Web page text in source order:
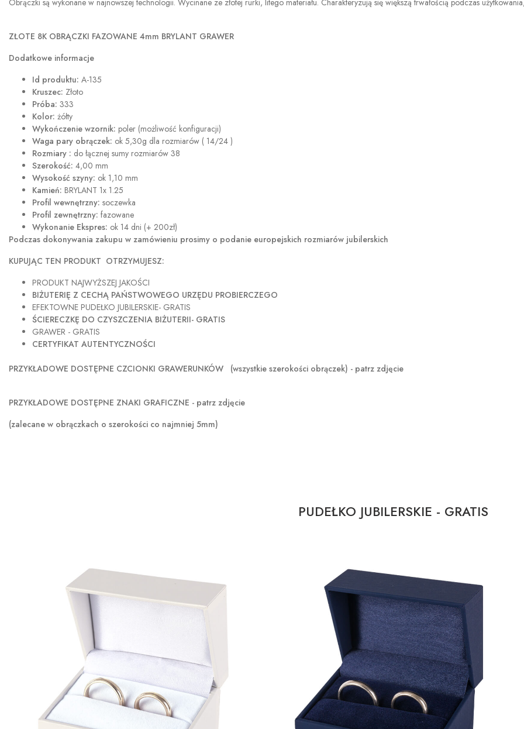
Obrączki są wykonane w najnowszej technologii. Wycinane ze złotej rurki, litego materiału. Charakteryzują się większą trwałością podczas
ZŁOTE 8K OBRĄCZKI FAZOWANE 4mm BRYLANT GRAWER
Dodatkowe informacje
Id produktu: A-135
Kruszec: Złoto
Próba: 333
Kolor: żółty
Wykończenie wzornik: poler (możliwość konfiguracji)
Waga pary obrączek: ok 5,30g dla rozmiarów ( 14/24 )
Rozmiary : do łącznej sumy rozmiarów 38
Szerokość: 4,00 mm
Wysokość szyny: ok 1,10 mm
Kamień: BRYLANT 1x 1.25
Profil wewnętrzny: soczewka
Profil zewnętrzny: fazowane
Wykonanie Ekspres: ok 14 dni (+ 200zł)
Podczas dokonywania zakupu w zamówieniu prosimy o podanie europejskich rozmiarów jubilerskich
KUPUJĄC TEN PRODUKT OTRZYMUJESZ:
PRODUKT NAJWYŻSZEJ JAKOŚCI
BIŻUTERIĘ Z CECHĄ PAŃSTWOWEGO URZĘDU PROBIERCZEGO
EFEKTOWNE PUDEŁKO JUBILERSKIE- GRATIS
ŚCIERECZKĘ DO CZYSZCZENIA BIŻUTERII- GRATIS
GRAWER - GRATIS
CERTYFIKAT AUTENTYCZNOŚCI
PRZYKŁADOWE DOSTĘPNE CZCIONKI GRAWERUNKÓW (wszystkie szerokości obrączek) - patrz zdjęcie
PRZYKŁADOWE DOSTĘPNE ZNAKI GRAFICZNE - patrz zdjęcie
(zalecane w obrączkach o szerokości co najmniej 5mm)
PUDEŁKO JUBILERSKIE - GRATIS